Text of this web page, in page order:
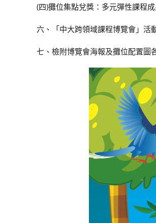
(四)攤位集點兌獎：多元彈性課程
六、「中大跨領域課程博覽會」活
七、檢附博覽會海報及攤位配置圖